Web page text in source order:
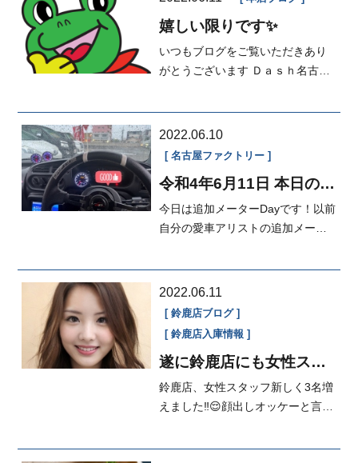
嬉しい限りです✨
いつもブログをご覧いただきあり
がとうございます Ｄａｓｈ名古屋
2022.06.10
名古屋ファクトリー
令和4年6月11日 本日の
今日は追加メーターDayです！以前
自分の愛車アリストの追加メータ
2022.06.11
鈴鹿店ブログ
鈴鹿店入庫情報
遂に鈴鹿店にも女性スタ
ッフが!!3名も
鈴鹿店、女性スタッフ新しく3名増
えました‼️😌顔出しオッケーと言う